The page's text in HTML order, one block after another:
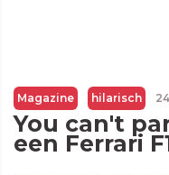
Magazine hilarisch
You can't
een Ferrari